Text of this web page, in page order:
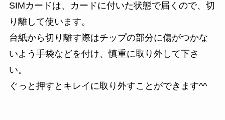
SIMカードは、カードに付いた状態で届くので、切
り離して使います。
台紙から切り離す際はチップの部分に傷がつかな
いよう手袋などを付け、慎重に取り外して下さ
い。
ぐっと押すとキレイに取り外すことができます^^